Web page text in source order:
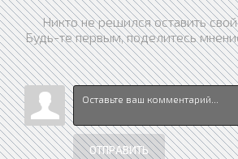
Никто не решился оставить
Будь-те первым, поделитесь
ОТПРАВИТЬ